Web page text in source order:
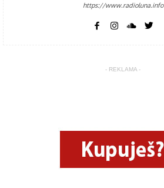
https://www.radioluna.info
- REKLAMA -